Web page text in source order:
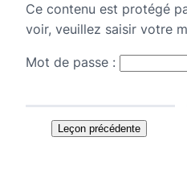
Ce contenu est protégé
voir, veuillez saisir votre
Mot de passe :
Leçon précédente